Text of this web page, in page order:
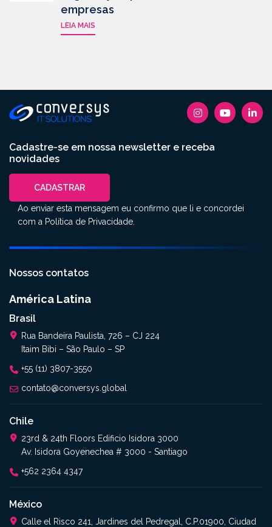
empresas
LEIA MAIS
Cadastre-se em nossa newsletter e receba
novidades
CADASTRAR
Ao enviar esta mensagem eu confirmo que li e concordei
com a Política de Privacidade
Nossos contatos
América Latina
Brasil
Rua Bandeira Paulista, 726 – CJ 224
Itaim Bibi – São Paulo – SP
+55 (11) 3807-3550
contato@conversys.global
Chile
23rd & 24th Floors Edificio Isidora 3000
Av. Isidora Goyenechea # 3000 - Santiago
+562 2364 4347​
México
Calle el Risco 241, Jardines del Pedregal, C.P.01900, Ciudad